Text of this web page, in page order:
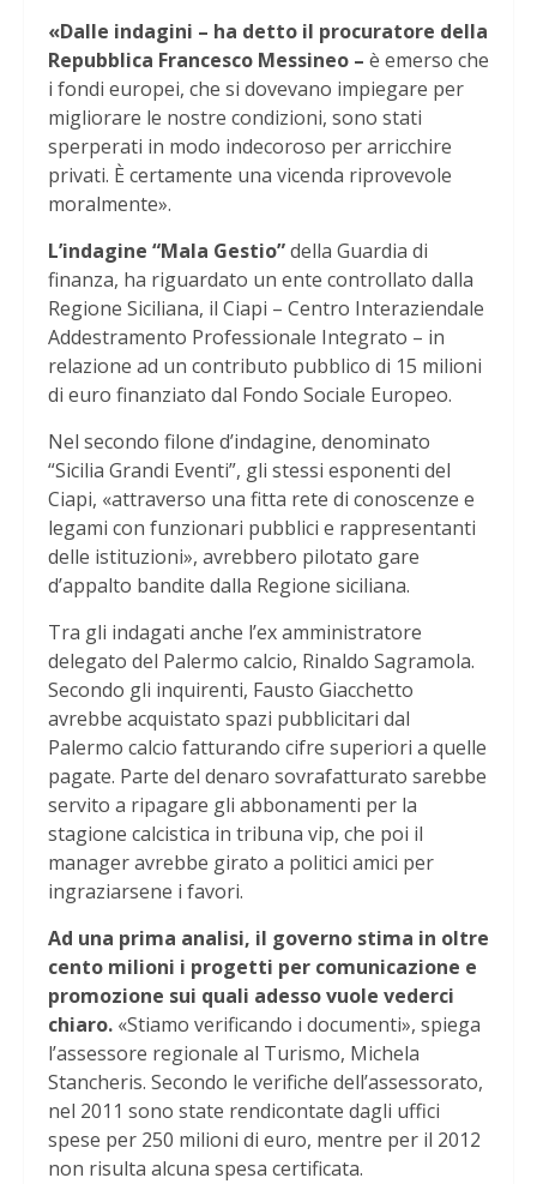
«Dalle indagini – ha detto il procuratore della
Repubblica Francesco Messineo – è emerso che
i fondi europei, che si dovevano impiegare per
migliorare le nostre condizioni, sono stati
sperperati in modo indecoroso per arricchire
privati. È certamente una vicenda riprovevole
moralmente».
L’indagine “Mala Gestio”della Guardia di
finanza, ha riguardato un ente controllato dalla
Regione Siciliana, il Ciapi – Centro Interaziendale
Addestramento Professionale Integrato – in
relazione ad un contributo pubblico di 15 milioni
di euro finanziato dal Fondo Sociale Europeo.
Nel secondo filone d’indagine, denominato
“Sicilia Grandi Eventi”, gli stessi esponenti del
Ciapi, «attraverso una fitta rete di conoscenze e
legami con funzionari pubblici e rappresentanti
delle istituzioni», avrebbero pilotato gare
d’appalto bandite dalla Regione siciliana.
Tra gli indagati anche l’ex amministratore
delegato del Palermo calcio, Rinaldo Sagramola.
Secondo gli inquirenti, Fausto Giacchetto
avrebbe acquistato spazi pubblicitari dal
Palermo calcio fatturando cifre superiori a quelle
pagate. Parte del denaro sovrafatturato sarebbe
servito a ripagare gli abbonamenti per la
stagione calcistica in tribuna vip, che poi il
manager avrebbe girato a politici amici per
ingraziarsene i favori.
Ad una prima analisi, il governo stima in oltre
cento milioni i progetti per comunicazione e
promozione sui quali adesso vuole vederci
chiaro. «Stiamo verificando i documenti», spiega
l’assessore regionale al Turismo, Michela
Stancheris. Secondo le verifiche dell’assessorato,
nel 2011 sono state rendicontate dagli uffici
spese per 250 milioni di euro, mentre per il 2012
non risulta alcuna spesa certificata.